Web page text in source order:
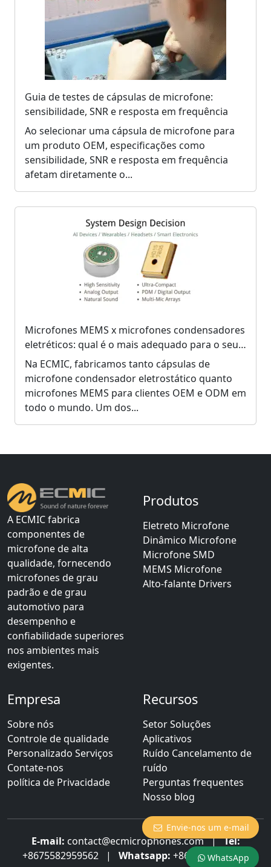
Guia de testes de cápsulas de microfone:
sensibilidade, SNR e resposta em frequência
Ao selecionar uma cápsula de microfone para
um produto OEM, especificações como
sensibilidade, SNR e resposta em frequência
afetam diretamente o...
Microfones MEMS x microfones condensadores
eletréticos: qual é o mais adequado para o seu
produto?
Na ECMIC, fabricamos tanto cápsulas de
microfone condensador eletrostático quanto
microfones MEMS para clientes OEM e ODM em
todo o mundo. Um dos...
Envie-nos um e-mail
WhatsApp
A ECMIC fabrica
componentes de
microfone de alta
qualidade, fornecendo
microfones de grau
padrão e de grau
automotivo para
desempenho e
confiabilidade superiores
nos ambientes mais
exigentes.
Produtos
Eletreto Microfone
Dinâmico Microfone
Microfone SMD
MEMS Microfone
Alto-falante Drivers
Empresa
Sobre nós
Controle de qualidade
Personalizado Serviços
Contate-nos
política de Privacidade
Recursos
Setor Soluções
Aplicativos
Ruído Cancelamento de
ruído
Perguntas frequentes
Nosso blog
E-mail: contact@ecmicrophones.com|Tel:
+8675582959562| Whatsapp: +8613922873003